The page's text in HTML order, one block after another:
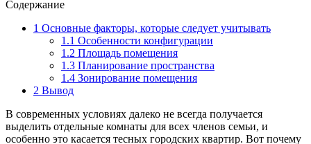
Содержание
1 Основные факторы, которые следует учитывать
1.1 Особенности конфигурации
1.2 Площадь помещения
1.3 Планирование пространства
1.4 Зонирование помещения
2 Вывод
В современных условиях далеко не всегда получается
выделить отдельные комнаты для всех членов семьи, и
особенно это касается тесных городских квартир. Вот почему